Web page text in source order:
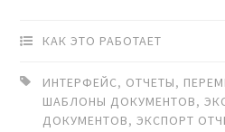
КАК ЭТО РАБОТАЕТ
ИНТЕРФЕЙС, ОТЧЕТЫ,
ШАБЛОНЫ ДОКУМЕНТОВ,
ДОКУМЕНТОВ,ЭКСПОРТ